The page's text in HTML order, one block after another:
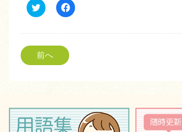
ク
リ
し
て
Twitter
で
共
ウ
ィ
ン
ド
Facebook
で
す
て
く
だ
さ
前へ